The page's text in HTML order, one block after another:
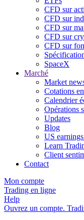
CFD sur
CFD sur
CFD sur
CFD sur
CFD sur
SpaceX
Marché
Market
Cotations
Calendrier
Opérations
Updates
Blog
US earnings
Learn
Client
Contact
Mon compte
Trading en ligne
Help
Ouvrez un compte.